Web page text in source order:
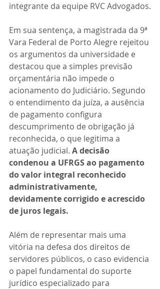
integrante da equipe RVC Advogados.
Em sua sentença, a magistrada da 9ª
Vara Federal de Porto Alegre rejeitou
os argumentos da universidade e
destacou que a simples previsão
orçamentária não impede o
acionamento do Judiciário. Segundo
o entendimento da juíza, a ausência
de pagamento configura
descumprimento de obrigação já
reconhecida, o que legitima a
atuação judicial. A decisão
condenou a UFRGS ao pagamento
do valor integral reconhecido
administrativamente,
devidamente corrigido e acrescido
de juros legais.
Além de representar mais uma
vitória na defesa dos direitos de
servidores públicos, o caso evidencia
o papel fundamental do suporte
jurídico especializado para